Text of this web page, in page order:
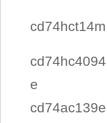
cd74hct14m
cd74hc4094
e
cd74ac139e